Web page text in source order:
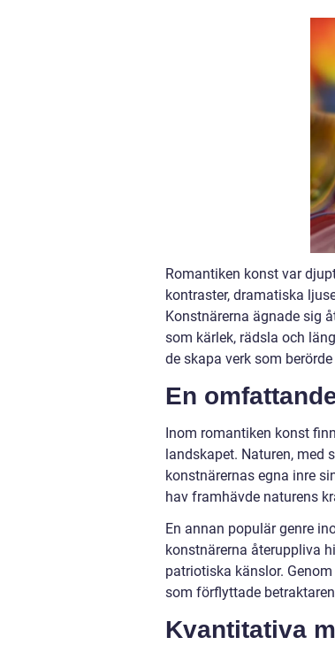
Romantiken konst var
kontraster, dramatiska
Konstnärerna ägnade sig
som kärlek, rädsla och
de skapa verk som
En
Inom romantiken konst
landskapet. Naturen,
konstnärernas egna inre
hav framhävde naturens
En annan populär genre
konstnärerna återuppliva
patriotiska känslor.
som förflyttade
Kvantitativa